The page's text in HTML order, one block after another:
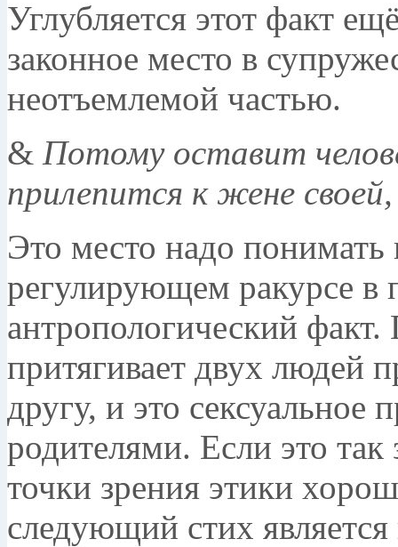
Углубляется этот факт
законное место в
неотъемлемой частью.
& Потому оставит
прилепится к жене
Это место надо понимать
регулирующем ракурсе в
антропологический
притягивает двух людей
другу, и это сексуальное
родителями. Если это так
точки зрения этики
следующий стих